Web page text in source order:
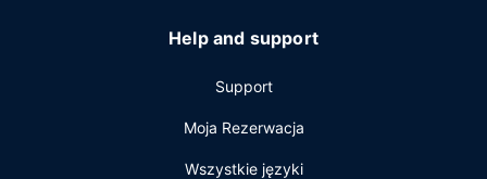
Cleveland, hotel oferuje pomieszczenia konferencyjne oraz
sala konferencyjna o łącznej powierzchni 372 m kw. (4000
Help and support
Support
Moja Rezerwacja
Wszystkie języki